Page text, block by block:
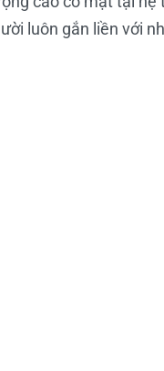
luôn gắn liền với